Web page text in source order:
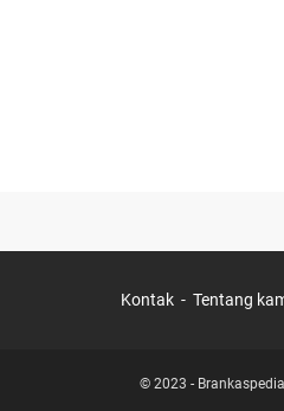
Kontak Tentang
© 2023 -